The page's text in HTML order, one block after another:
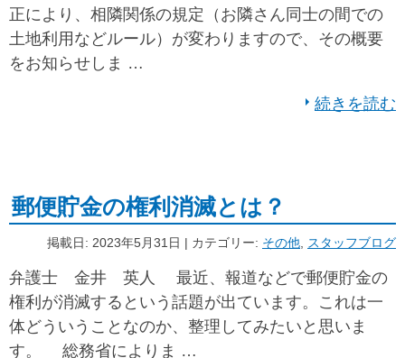
正により、相隣関係の規定（お隣さん同士の間での
土地利用などルール）が変わりますので、その概要
をお知らせしま …
続きを読む
郵便貯金の権利消滅とは？
掲載日: 2023年5月31日 | カテゴリー: その他 スタッフブログ
弁護士 金井 英人 最近、報道などで郵便貯金の
権利が消滅するという話題が出ています。これは一
体どういうことなのか、整理してみたいと思いま
す。 総務省によりま …